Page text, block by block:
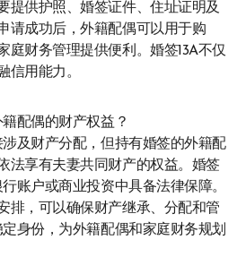
提供护照、婚签证件、住址证明及
请成功后，外籍配偶可以用于购
庭财务管理提供便利。婚签13A不仅
信用能力。
配偶的财产权益？
及财产分配，但持有婚签的外籍配
法享有夫妻共同财产的权益。婚签
账户或商业投资中具备法律保障。
排，可以确保财产继承、分配和管
身份，为外籍配偶和家庭财务规划